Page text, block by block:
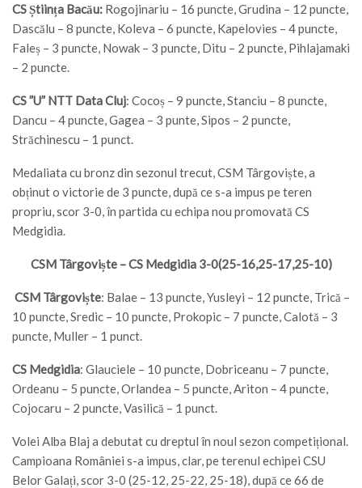
CS Știința Bacău: Rogojinariu – 16 puncte, Grudina – 12 puncte,
Dascălu – 8 puncte, Koleva – 6 puncte, Kapelovies – 4 puncte,
Faleș – 3 puncte, Nowak – 3 puncte, Ditu – 2 puncte, Pihlajamaki
– 2 puncte.
CS ”U” NTT Data Cluj: Cocoș – 9 puncte, Stanciu – 8 puncte,
Dancu – 4 puncte, Gagea – 3 punte, Sipos – 2 puncte,
Străchinescu – 1 punct.
Medaliata cu bronz din sezonul trecut, CSM Târgoviște, a
obținut o victorie de 3 puncte, după ce s-a impus pe teren
propriu, scor 3-0, în partida cu echipa nou promovată CS
Medgidia.
CSM Târgoviște – CS Medgidia 3-0(25-16,25-17,25-10)
CSM Târgoviște: Balae – 13 puncte, Yusleyi – 12 puncte, Trică –
10 puncte, Sredic – 10 puncte, Prokopic – 7 puncte, Calotă – 3
puncte, Muller – 1 punct.
CS Medgidia: Glauciele – 10 puncte, Dobriceanu – 7 puncte,
Ordeanu – 5 puncte, Orlandea – 5 puncte, Ariton – 4 puncte,
Cojocaru – 2 puncte, Vasilică – 1 punct.
Volei Alba Blaj a debutat cu dreptul în noul sezon competițional.
Campioana României s-a impus, clar, pe terenul echipei CSU
Belor Galați, scor 3-0 (25-12, 25-22, 25-18), după ce 66 de